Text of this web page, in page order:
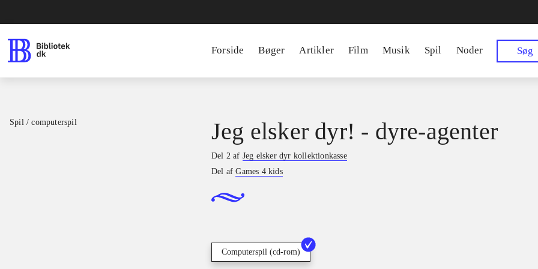
Forside Bøger Artikler Film Musik Spil Noder Søg
Spil / computerspil Jeg elsker dyr! - dyre-agenter
Del 2 af Jeg elsker dyr kollektionkasse
Del afGames 4 kids
Computerspil (cd-rom)